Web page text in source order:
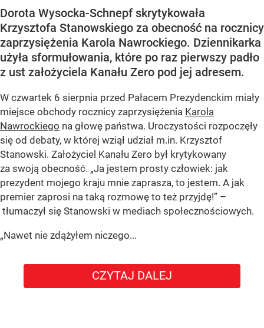
Dorota Wysocka-Schnepf skrytykowała
Krzysztofa Stanowskiego za obecność na rocznicy
zaprzysiężenia Karola Nawrockiego. Dziennikarka
użyła sformułowania, które po raz pierwszy padło
z ust założyciela Kanału Zero pod jej adresem.
W czwartek 6 sierpnia przed Pałacem Prezydenckim miały
miejsce obchody rocznicy zaprzysiężenia Karola
Nawrockiego na głowę państwa. Uroczystości rozpoczęły
się od debaty, w której wziął udział m.in. Krzysztof
Stanowski. Założyciel Kanału Zero był krytykowany
za swoją obecność. „Ja jestem prosty człowiek: jak
prezydent mojego kraju mnie zaprasza, to jestem. A jak
premier zaprosi na taką rozmowę to też przyjdę!” –
tłumaczył się Stanowski w mediach społecznościowych.
„Nawet nie zdążyłem niczego...
CZYTAJ DALEJ